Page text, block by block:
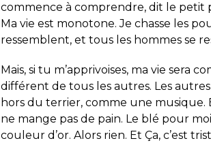
commence à comprendre, dit le petit
Ma vie est monotone. Je chasse les
ressemblent, et tous les hommes se
Mais, si tu m’apprivoises, ma vie sera
différent de tous les autres. Les
hors du terrier, comme une musique.
ne mange pas de pain. Le blé pour
couleur d’or. Alors rien. Et Ça, c’est